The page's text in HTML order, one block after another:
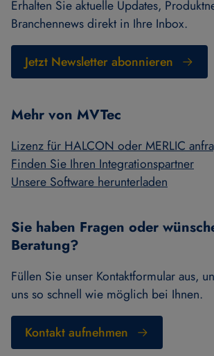
Erhalten Sie aktuelle Updates,
Branchennews direkt in Ihre Inbox.
Jetzt Newsletter abonnieren
Mehr von MVTec
Lizenz für HALCON oder MERLIC
Finden Sie Ihren Integrationspartner
Unsere Software herunterladen
Sie haben Fragen oder
Beratung?
Füllen Sie unser Kontaktformular aus,
uns so schnell wie möglich bei Ihnen.
Kontakt aufnehmen